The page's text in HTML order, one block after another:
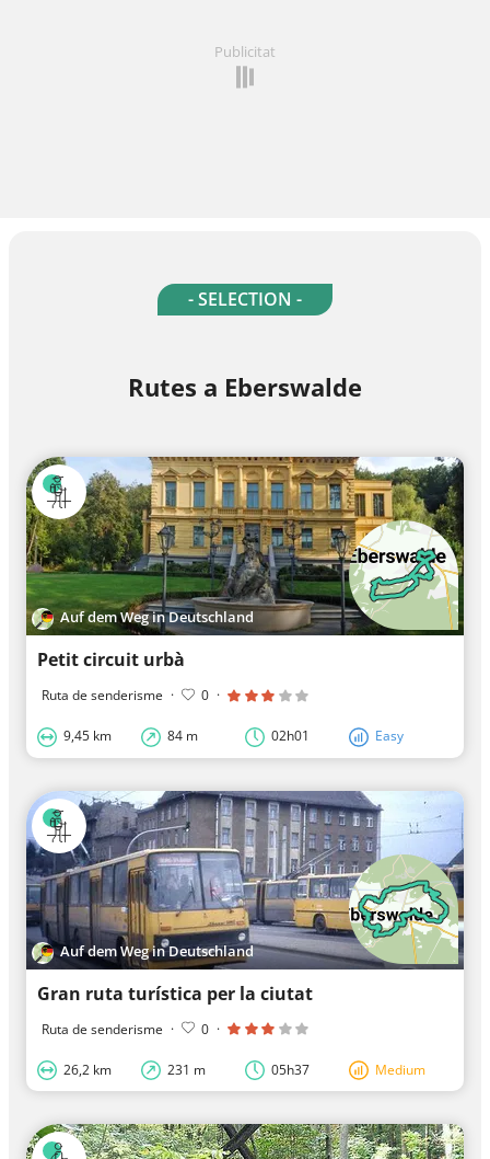
Publicitat
- SELECTION -
Rutes a Eberswalde
Auf dem Weg in Deutschland
Petit circuit urbà
Ruta de senderisme · 0 ·
9,45 km 84 m 02h01 Easy
Auf dem Weg in Deutschland
Gran ruta turística per la ciutat
Ruta de senderisme · 0 ·
26,2 km 231 m 05h37 Medium